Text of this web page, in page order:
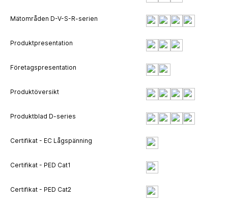
Mätområden D-V-S-R-serien
Produktpresentation
Företagspresentation
Produktöversikt
Produktblad D-series
Certifikat - EC Lågspänning
Certifikat - PED Cat1
Certifikat - PED Cat2